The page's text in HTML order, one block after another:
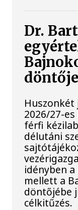
Dr.
döntője
Huszonkét
2026/27-
férfi
délutáni
idényben
mellett a
döntőjébe
célkitűzés.